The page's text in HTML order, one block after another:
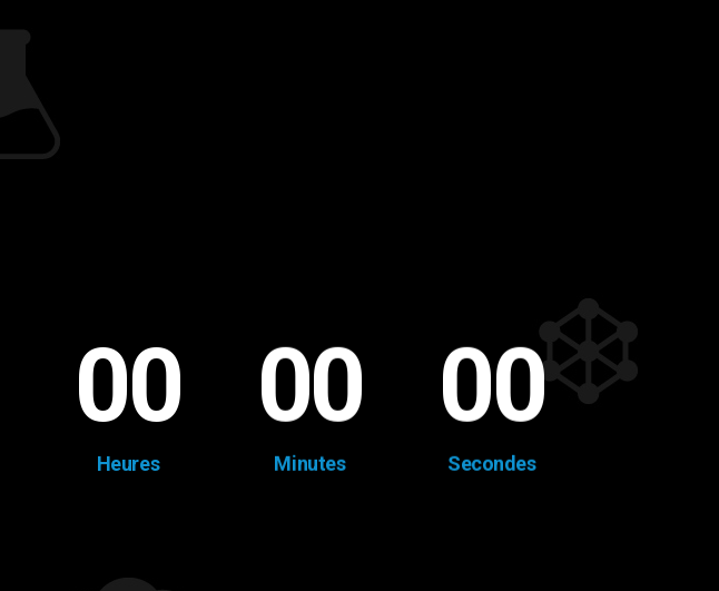
00
Heures
00
Minutes
00
Secondes